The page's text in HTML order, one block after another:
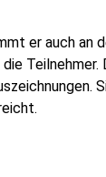
er auch an
Teilnehmer.